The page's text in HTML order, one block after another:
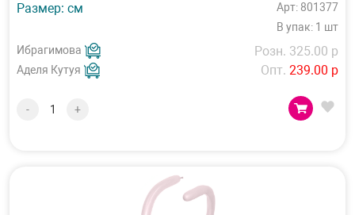
Размер: см
Арт: 801377
В упак: 1 шт
Ибрагимова
Аделя Кутуя
Розн. 325.00 р
Опт. 239.00 р
- +